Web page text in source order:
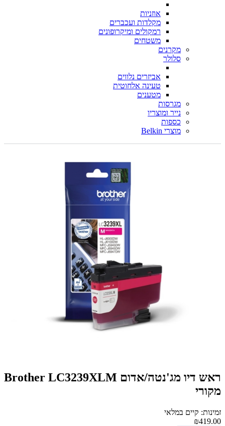
אוזניות
מקלדות ועכברים
רמקולים ומיקרופונים
משטחים
מקרנים
סלולר
אביזרים נלווים
טעינה אלחוטית
מטענים
מגרסות
נייר ומוצריו
כספות
מוצרי Belkin
‏ראש דיו מג'נטה/אדום Brother LC3239XLM
מקורי
זמינות: קיים במלאי
₪419.00